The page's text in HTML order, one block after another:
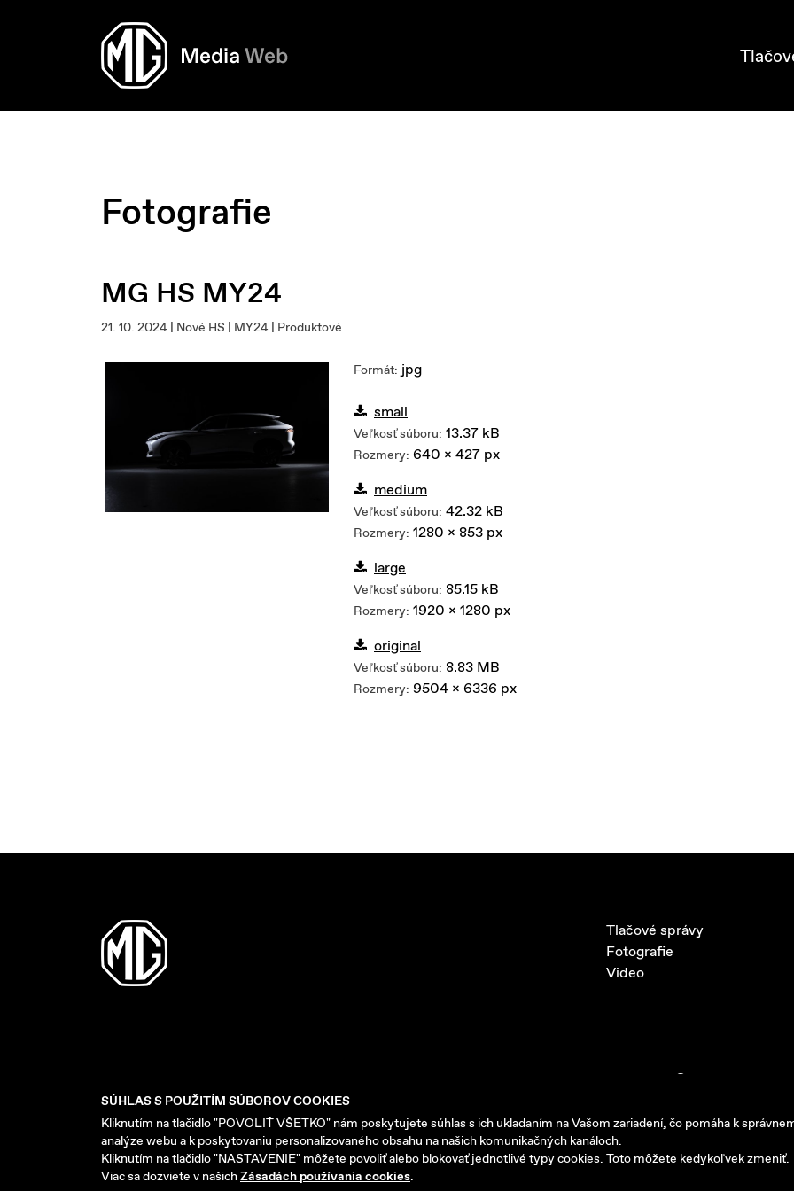
Fotografie
MG HS MY24
21. 10. 2024 | Nové HS | MY24 | Produktové
Formát: jpg
small
Veľkosť súboru: 13.37 kB
Rozmery: 640 x 427 px
medium
Veľkosť súboru: 42.32 kB
Rozmery: 1280 x 853 px
large
Veľkosť súboru: 85.15 kB
Rozmery: 1920 x 1280 px
original
Veľkosť súboru: 8.83 MB
Rozmery: 9504 x 6336 px
Tlačové správy
Fotografie
Video
Copyright © 2026 AB
Vyrobilo Picabo.cz, a.s.
SÚHLAS S POUŽITÍM SÚBOROV COOKIES
Kliknutím na tlačidlo "POVOLIŤ VŠETKO" nám poskytujete súhlas s ich ukladaním na Vašom zariadení, čo pomáha k
analýze webu a k poskytovaniu personalizovaného obsahu na našich komunikačných kanáloch.
Kliknutím na tlačidlo "NASTAVENIE" môžete povoliť alebo blokovať jednotlivé typy cookies. Toto môžete kedykoľvek zmeniť.
Viac sa dozviete v našichZásadách používania cookies.